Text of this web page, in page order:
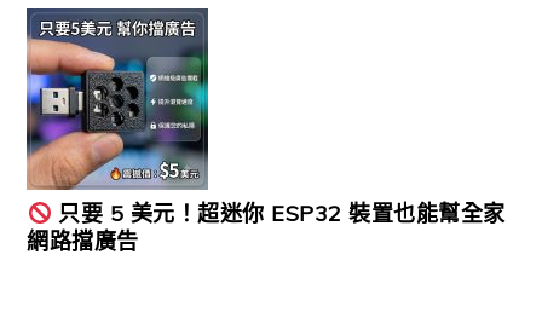
只要 5 美元！超迷你 ESP32 裝置也能幫全家
網路擋廣告